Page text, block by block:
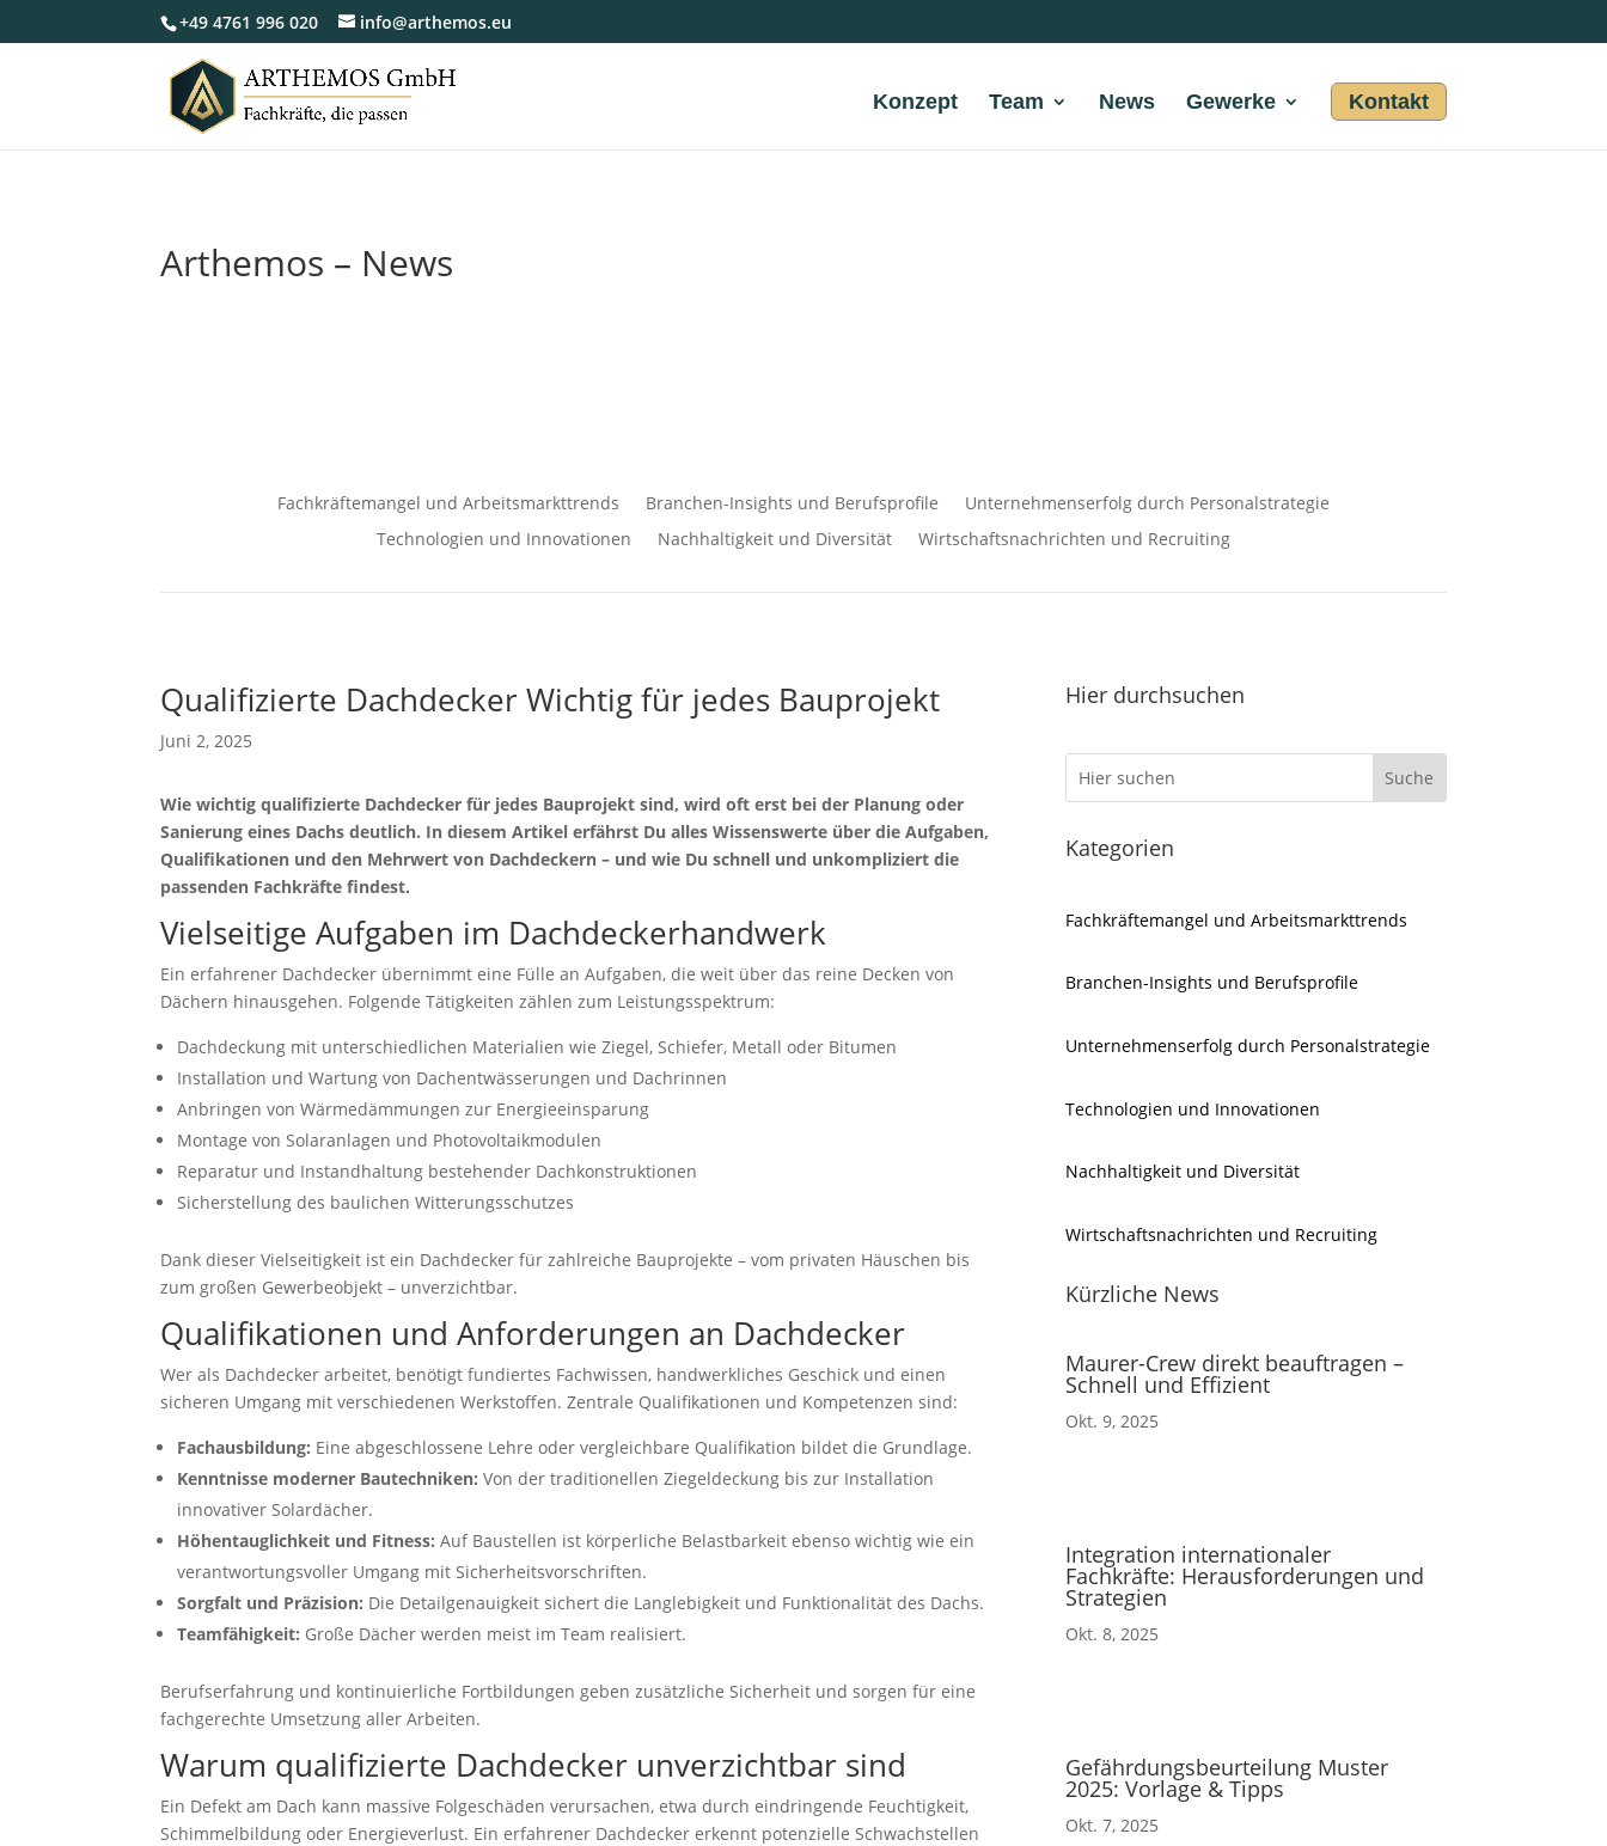
+49 4761 996 020 info@arthemos.eu
Konzept Team News Gewerke Kontakt
Arthemos – News
Fachkräftemangel und Arbeitsmarkttrends Branchen-Insights und Berufsprofile
Unternehmenserfolg durch Personalstrategie
Technologien und Innovationen
Nachhaltigkeit und Diversität Wirtschaftsnachrichten und Recruiting
Qualifizierte Dachdecker Wichtig für jedes Bauprojekt
Juni 2, 2025
Wie wichtig qualifizierte Dachdecker für jedes Bauprojekt sind, wird oft erst bei der Planung oder
Sanierung eines Dachs deutlich. In diesem Artikel erfährst Du alles Wissenswerte über die Aufgaben,
Qualifikationen und den Mehrwert von Dachdeckern – und wie Du schnell und unkompliziert die
passenden Fachkräfte findest.
Vielseitige Aufgaben im Dachdeckerhandwerk
Ein erfahrener Dachdecker übernimmt eine Fülle an Aufgaben, die weit über das reine Decken von
Dächern hinausgehen. Folgende Tätigkeiten zählen zum Leistungsspektrum:
Dachdeckung mit unterschiedlichen Materialien wie Ziegel, Schiefer, Metall oder Bitumen
Installation und Wartung von Dachentwässerungen und Dachrinnen
Anbringen von Wärmedämmungen zur Energieeinsparung
Montage von Solaranlagen und Photovoltaikmodulen
Reparatur und Instandhaltung bestehender Dachkonstruktionen
Sicherstellung des baulichen Witterungsschutzes
Dank dieser Vielseitigkeit ist ein Dachdecker für zahlreiche Bauprojekte – vom privaten Häuschen bis
zum großen Gewerbeobjekt – unverzichtbar.
Qualifikationen und Anforderungen an Dachdecker
Wer als Dachdecker arbeitet, benötigt fundiertes Fachwissen, handwerkliches Geschick und einen
sicheren Umgang mit verschiedenen Werkstoffen. Zentrale Qualifikationen und Kompetenzen sind:
Fachausbildung: Eine abgeschlossene Lehre oder vergleichbare Qualifikation bildet die Grundlage.
Kenntnisse moderner Bautechniken: Von der traditionellen Ziegeldeckung bis zur Installation
innovativer Solardächer.
Höhentauglichkeit und Fitness: Auf Baustellen ist körperliche Belastbarkeit ebenso wichtig wie ein
verantwortungsvoller Umgang mit Sicherheitsvorschriften.
Sorgfalt und Präzision: Die Detailgenauigkeit sichert die Langlebigkeit und Funktionalität des Dachs.
Teamfähigkeit: Große Dächer werden meist im Team realisiert.
Berufserfahrung und kontinuierliche Fortbildungen geben zusätzliche Sicherheit und sorgen für eine
fachgerechte Umsetzung aller Arbeiten.
Warum qualifizierte Dachdecker unverzichtbar sind
Ein Defekt am Dach kann massive Folgeschäden verursachen, etwa durch eindringende Feuchtigkeit,
Schimmelbildung oder Energieverlust. Ein erfahrener Dachdecker erkennt potenzielle Schwachstellen
Hier durchsuchen
Kategorien
Fachkräftemangel und Arbeitsmarkttrends
Branchen-Insights und Berufsprofile
Unternehmenserfolg durch Personalstrategie
Technologien und Innovationen
Nachhaltigkeit und Diversität
Wirtschaftsnachrichten und Recruiting
Kürzliche News
Maurer-Crew direkt beauftragen –
Schnell und Effizient
Okt. 9, 2025
Integration internationaler
Fachkräfte: Herausforderungen und
Strategien
Okt. 8, 2025
Gefährdungsbeurteilung Muster
2025: Vorlage & Tipps
Okt. 7, 2025